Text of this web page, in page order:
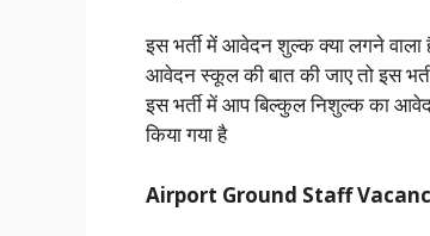
इस भर्ती में आवेदन शुल्क क्या लगने वाला
आवेदन स्कूल की बात की जाए तो इस
इस भर्ती में आप बिल्कुल निशुल्क का
किया गया है
Airport Ground Staff